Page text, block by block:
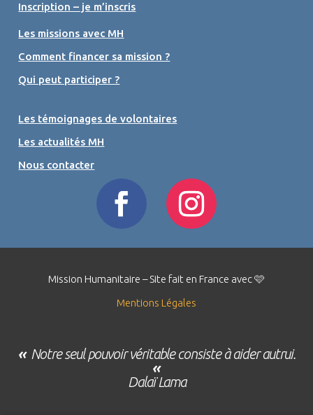
Inscription – je m’inscris
Les missions avec MH
Comment financer sa mission ?
Qui peut participer ?
Les témoignages de volontaires
Les actualités MH
Nous contacter
Mission Humanitaire – Site fait en France avec 🩷
Mentions Légales
« Notre seul pouvoir véritable consiste à aider autrui.
«
Dalaï Lama